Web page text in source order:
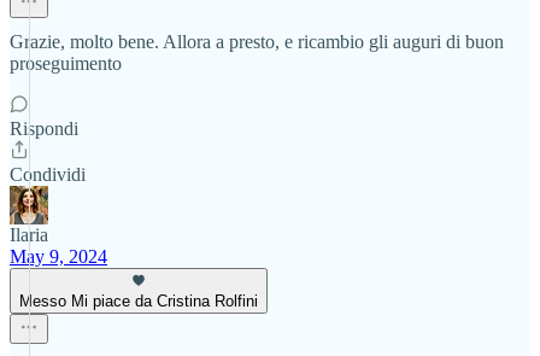
Grazie, molto bene. Allora a presto, e ricambio gli auguri di buon
proseguimento
Rispondi
Condividi
Ilaria
May 9, 2024
Messo Mi piace da Cristina Rolfini